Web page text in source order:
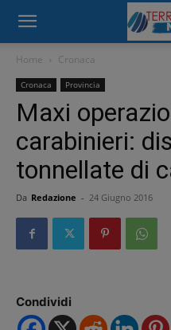
Home Cronaca
Cronaca Provincia
Maxi
carabinieri:
tonnellate di
Da Redazione - 24 Giugno 2016
Condividi